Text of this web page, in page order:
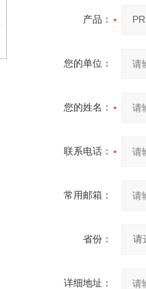
产品：
您的单位：
您的姓名：
联系电话：
常用邮箱：
省份：
详细地址：